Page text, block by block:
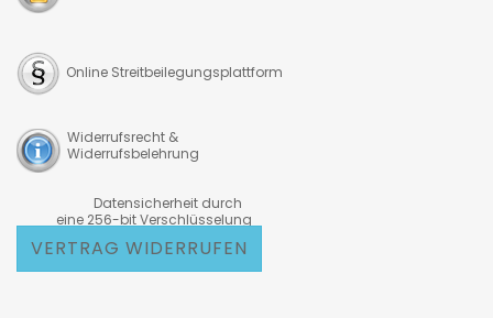
Online Streitbeilegungsplattform
Widerrufsrecht &
Widerrufsbelehrung
Datensicherheit durch
eine 256-bit Verschlüsselung
VERTRAG WIDERRUFEN